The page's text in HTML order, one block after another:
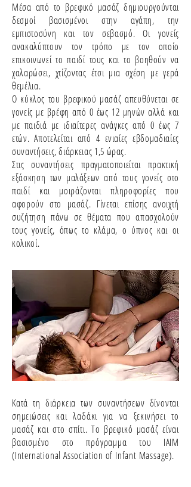
Μέσα από το βρεφικό μασάζ δημιουργούνται
δεσμοί βασισμένοι στην αγάπη, την
εμπιστοσύνη και τον σεβασμό. Οι γονείς
ανακαλύπτουν τον τρόπο με τον οποίο
επικοινωνεί το παιδί τους και το βοηθούν να
χαλαρώσει, χτίζοντας έτσι μια σχέση με γερά
θεμέλια.
Ο κύκλος του βρεφικού μασάζ απευθύνεται σε
γονείς με βρέφη από 0 έως 12 μηνών αλλά και
με παιδιά με ιδιαίτερες ανάγκες από 0 έως 7
ετών. Αποτελείται από 4 ενιαίες εβδομαδιαίες
συναντήσεις, διάρκειας 1,5 ώρας.
Στις συναντήσεις πραγματοποιείται πρακτική
εξάσκηση των μαλάξεων από τους γονείς στο
παιδί και μοιράζονται πληροφορίες που
αφορούν στο μασάζ. Γίνεται επίσης ανοιχτή
συζήτηση πάνω σε θέματα που απασχολούν
τους γονείς, όπως το κλάμα, ο ύπνος και οι
κολικοί.
Κατά τη διάρκεια των συναντήσεων δίνονται
σημειώσεις και λαδάκι για να ξεκινήσει το
μασάζ και στο σπίτι. Το βρεφικό μασάζ είναι
βασισμένο στο πρόγραμμα του IAIM
(International Association of Infant Massage).